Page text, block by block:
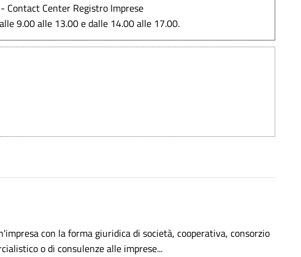
Contact Center Registro Imprese
9.00 alle 13.00 e dalle 14.00 alle 17.00.
con la forma giuridica di società, cooperativa, consorzio
o di consulenze alle imprese...